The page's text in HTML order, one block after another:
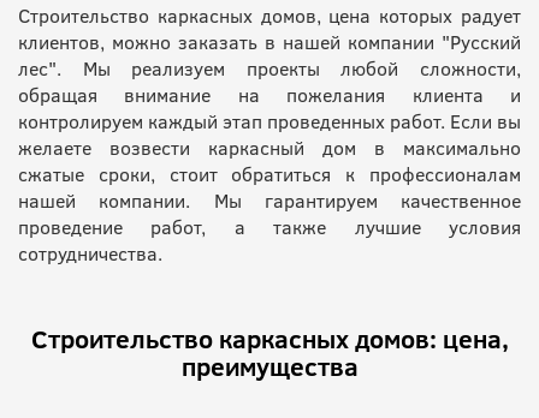
Строительство каркасных домов, цена которых радует
клиентов, можно заказать в нашей компании "Русский
лес". Мы реализуем проекты любой сложности,
обращая внимание на пожелания клиента и
контролируем каждый этап проведенных работ. Если вы
желаете возвести каркасный дом в максимально
сжатые сроки, стоит обратиться к профессионалам
нашей компании. Мы гарантируем качественное
проведение работ, а также лучшие условия
сотрудничества.
Строительство каркасных домов: цена,
преимущества